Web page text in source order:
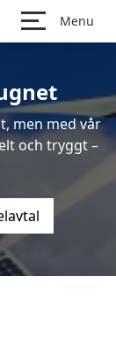
Menu
men med vår
och tryggt –